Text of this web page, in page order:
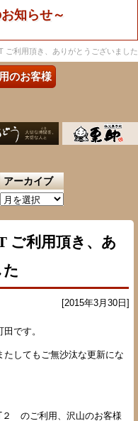
知らせ～
利用頂き、ありがとうございました
のお客様
アーカイブ
ア
イご利用頂き、あ
[2015年3月30日]
です。
たしてもご無沙汰な更新にな
のご利用、沢山のお客様